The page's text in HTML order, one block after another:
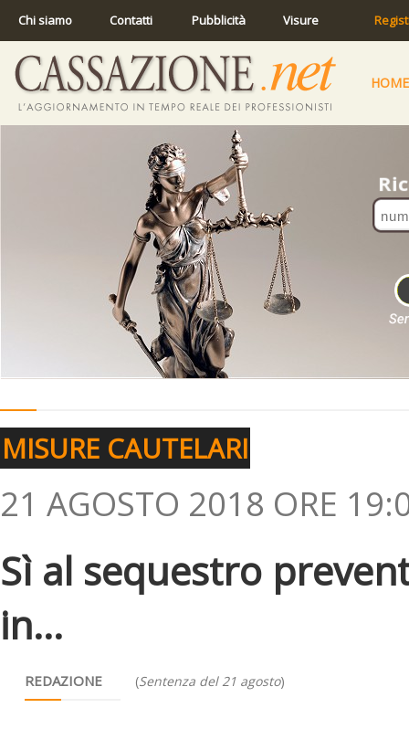
Chi siamo Contatti Pubblicità Visure
HOME
MISURE CAUTELARI
21 AGOSTO 2018 ORE
Sì al sequestro
in...
REDAZIONE (Sentenza del 21 agosto)